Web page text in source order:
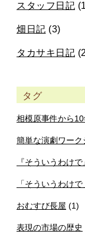
スタッフ日記
畑日記 (3)
タカサキ日記
タグ
相模原事件から
簡単な演劇ワーク
『そういうわけ
「そういうわけ
おむすび長屋 (1)
表現の市場の歴史